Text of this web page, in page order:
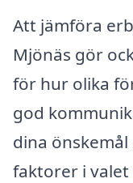
Att jämföra
Mjönäs gör
för hur olika
god
dina
faktorer i